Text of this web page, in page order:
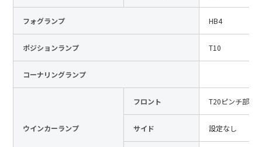
製品検索
全て
VFHY1104P、LLF0111A、ULR4B、SL035
フォグランプ HB4
ポジションランプ T10
コーナリングランプ
ウインカーランプ
フロント T20ピンチ部違
サイド 設定なし